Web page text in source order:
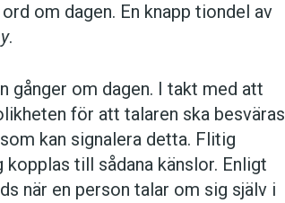
om dagen. En knapp tiondel av
.
gånger om dagen. I takt med att
för att talaren ska besväras
som kan signalera detta. Flitig
till sådana känslor. Enligt
när en person talar om sig själv i